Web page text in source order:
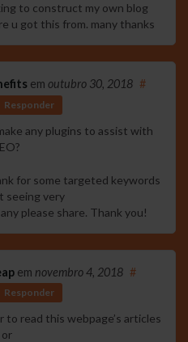
to construct my own blog
u got this from. many thanks
em outubro 30, 2018 #
Responder
any plugins to assist with
for some targeted keywords
seeing very
please share. Thank you!
em novembro 4, 2018 #
Responder
to read this webpage’s articles
or